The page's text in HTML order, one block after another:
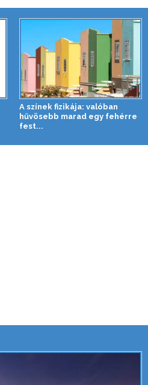
A színek fizikája: valóban
hűvösebb marad egy fehérre
fest...